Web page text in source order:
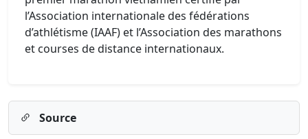
l’Association internationale des fédérations
d’athlétisme (IAAF) et l’Association des marathons
et courses de distance internationaux.
Source